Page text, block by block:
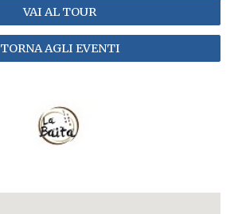
VAI AL TOUR
TORNA AGLI EVENTI